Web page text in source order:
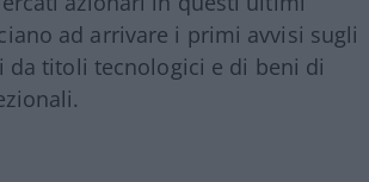
ad arrivare i primi avvisi sugli
da titoli tecnologici e di beni di